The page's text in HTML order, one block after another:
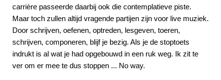
carrière passeerde daarbij ook die contemplatieve piste.
Maar toch zullen altijd vragende partijen zijn voor live muziek.
Door schrijven, oefenen, optreden, lesgeven, toeren,
schrijven, componeren, blijf je bezig. Als je de stoptoets
indrukt is al wat je had opgebouwd in een ruk weg. Ik zit te
ver om er mee te dus stoppen ... No way.